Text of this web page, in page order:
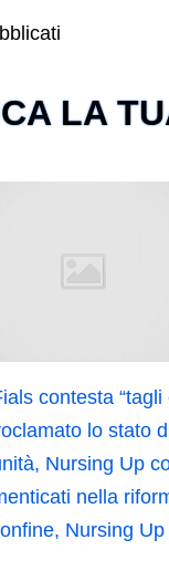
LA
contesta
lo stato
Nursing Up
nella
Nursing